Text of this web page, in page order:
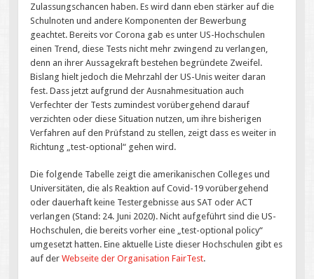
Zulassungschancen haben. Es wird dann eben stärker auf die
Schulnoten und andere Komponenten der Bewerbung
geachtet. Bereits vor Corona gab es unter US-Hochschulen
einen Trend, diese Tests nicht mehr zwingend zu verlangen,
denn an ihrer Aussagekraft bestehen begründete Zweifel.
Bislang hielt jedoch die Mehrzahl der US-Unis weiter daran
fest. Dass jetzt aufgrund der Ausnahmesituation auch
Verfechter der Tests zumindest vorübergehend darauf
verzichten oder diese Situation nutzen, um ihre bisherigen
Verfahren auf den Prüfstand zu stellen, zeigt dass es weiter in
Richtung „test-optional“ gehen wird.
Die folgende Tabelle zeigt die amerikanischen Colleges und
Universitäten, die als Reaktion auf Covid-19 vorübergehend
oder dauerhaft keine Testergebnisse aus SAT oder ACT
verlangen (Stand: 24. Juni 2020). Nicht aufgeführt sind die US-
Hochschulen, die bereits vorher eine „test-optional policy“
umgesetzt hatten. Eine aktuelle Liste dieser Hochschulen gibt es
auf derWebseite der Organisation FairTest.